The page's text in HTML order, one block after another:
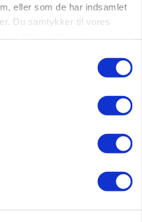
eller som de har indsamlet
Du samtykker til vores
mod ny